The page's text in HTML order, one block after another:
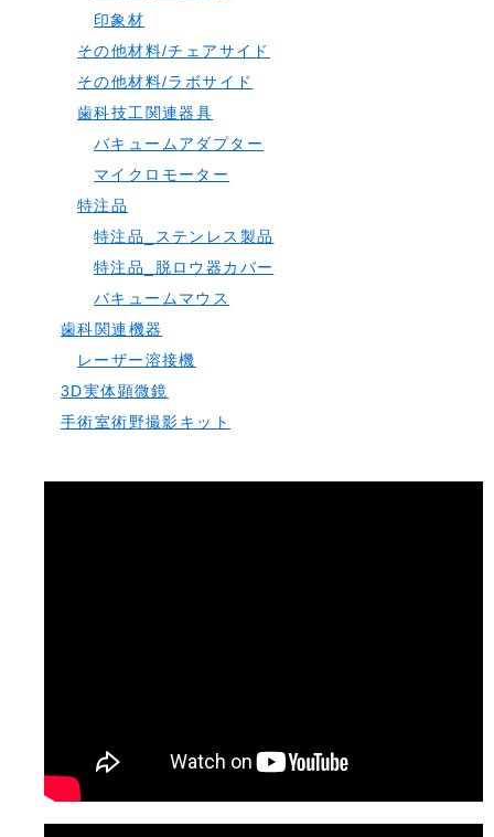
印象材
その他材料/チェアサイド
その他材料/ラボサイド
歯科技工関連器具
バキュームアダプター
マイクロモーター
特注品
特注品_ステンレス製品
特注品_脱ロウ器カバー
バキュームマウス
歯科関連機器
レーザー溶接機
3D実体顕微鏡
手術室術野撮影キット